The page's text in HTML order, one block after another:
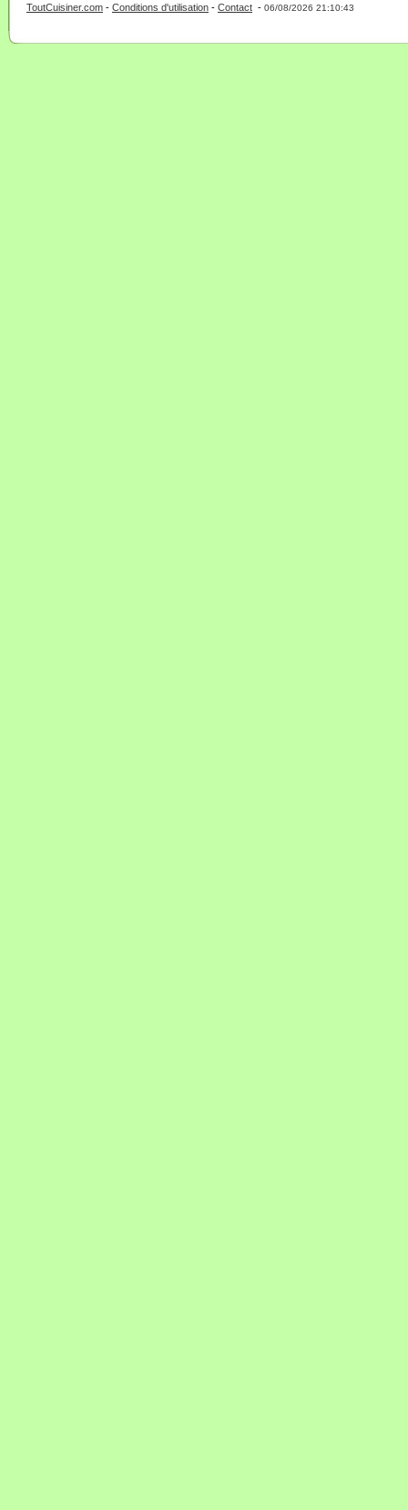
ToutCuisiner.com - Conditions d'utilisation - Contact - 06/08/2026 21:10:43